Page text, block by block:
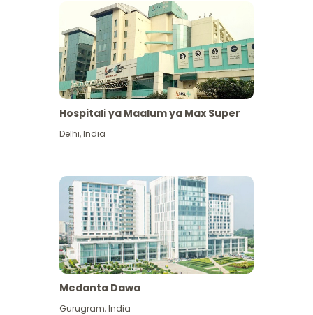
Hospitali ya Maalum ya Max Super
Delhi,India
Medanta Dawa
Gurugram,India